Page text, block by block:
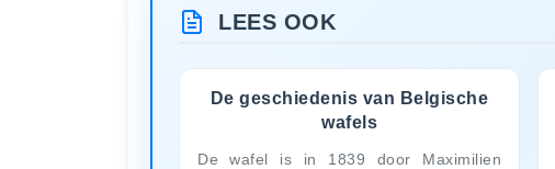
LEES OOK
De geschiedenis van Belgische
wafels
De wafel is in 1839 door Maximilien